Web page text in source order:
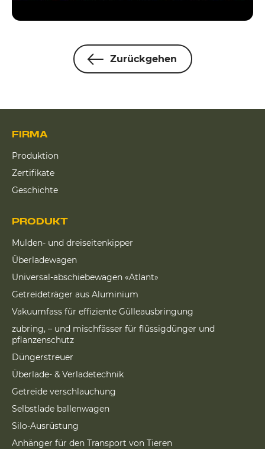
Zurückgehen
FIRMA
Produktion
Zertifikate
Geschichte
PRODUKT
Mulden- und dreiseitenkipper
Überladewagen
Universal-abschiebewagen «Atlant»
Getreideträger aus Aluminium
Vakuumfass für effiziente Gülleausbringung
zubring, – und mischfässer für flüssigdünger und
pflanzenschutz
Düngerstreuer
Überlade- & Verladetechnik
Getreide verschlauchung
Selbstlade ballenwagen
Silo-Ausrüstung
Anhänger für den Transport von Tieren